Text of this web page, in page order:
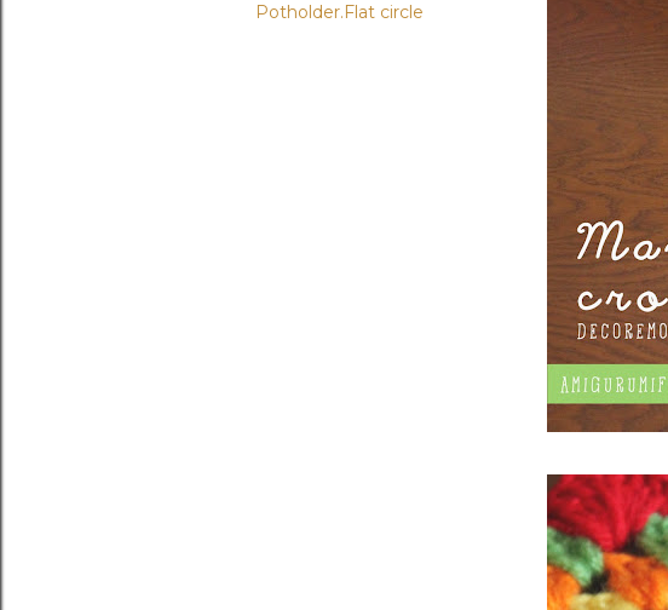
Potholder.Flat circle